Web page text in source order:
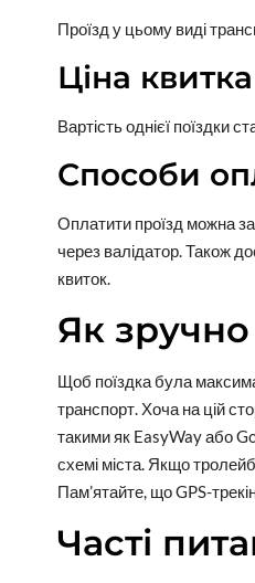
Проїзд у цьому виді
Ціна квитка
Вартість однієї поїздки
Способи
Оплатити проїзд можна
через валідатор. Також
квиток.
Як
Щоб поїздка була
транспорт. Хоча на цій
такими як EasyWay або
схемі міста. Якщо
Пам’ятайте, що GPS-
Часті